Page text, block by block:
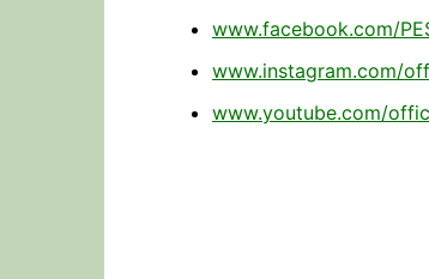
www.facebook.com/
www.instagram.com/
www.youtube.com/